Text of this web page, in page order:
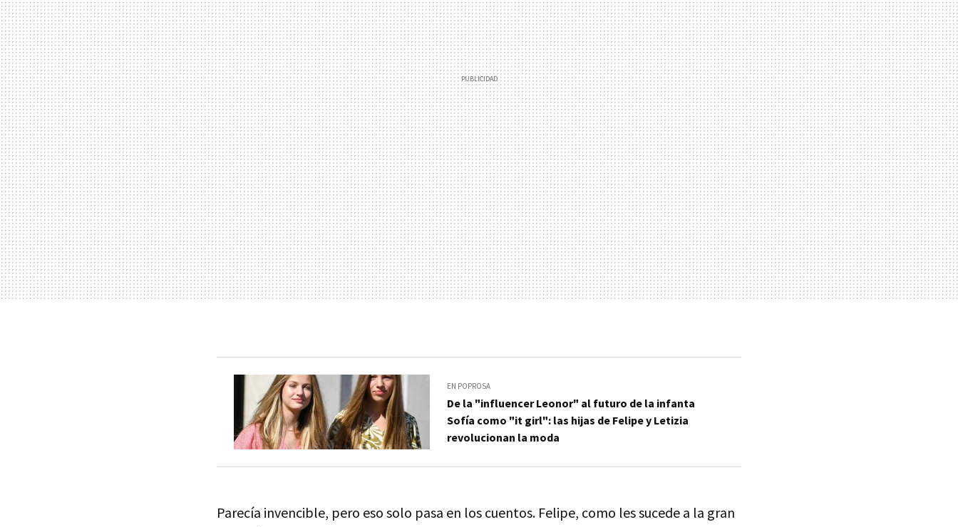
EN POPROSA
De la "influencer Leonor" al futuro de la infanta
Sofía como "it girl": las hijas de Felipe y Letizia
revolucionan la moda
Parecía invencible, pero eso solo pasa en los cuentos. Felipe, como les sucede a la gran